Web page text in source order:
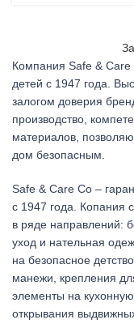
Компания Safe & Care
детей с 1947 года.
залогом доверия
производство,
материалов,
дом безопасным.
Safe & Care Co –
с 1947 года. Копания
в ряде направлений:
уход и нательная
на безопасное
манежи, крепления
элементы на
открывания